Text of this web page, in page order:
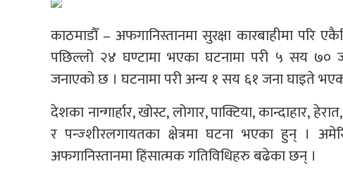
काठमाडौँ – अफगानिस्तानमा सुरक्षा कारबाहीमा परि
पछिल्लो २४ घण्टामा भएका घटनामा परी ५ सय ७०
जनाएको छ । घटनामा परी अन्य १ सय ६१ जना घाइते
देशका नान्गार्हार, खोस्ट, लोगार, पाक्टिया, कान्दाहार,
र पन्ज्शीरलगायतका क्षेत्रमा घटना भएका हुन् ।
अफगानिस्तानमा हिंसात्मक गतिविधिहरु बढेका छन् ।